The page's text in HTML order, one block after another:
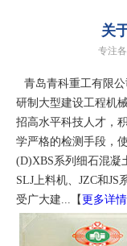
关
专注
青岛青科重工有限
研制大型建设工程机
招高水平科技人才，
学严格的检测手段，
(D)XBS系列细石混凝
SLJ上料机、JZC和
受广大建...【 更多详情